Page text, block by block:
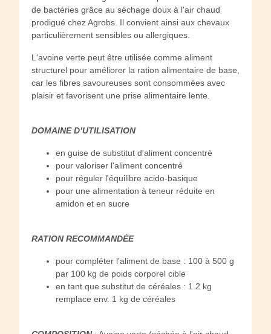
de bactéries grâce au séchage doux à l'air chaud
prodigué chez Agrobs. Il convient ainsi aux chevaux
particulièrement sensibles ou allergiques.
L'avoine verte peut être utilisée comme aliment
structurel pour améliorer la ration alimentaire de base,
car les fibres savoureuses sont consommées avec
plaisir et favorisent une prise alimentaire lente.
DOMAINE D’UTILISATION
en guise de substitut d'aliment concentré
pour valoriser l'aliment concentré
pour réguler l'équilibre acido-basique
pour une alimentation à teneur réduite en
amidon et en sucre
RATION RECOMMANDÉE
pour compléter l'aliment de base : 100 à 500 g
par 100 kg de poids corporel cible
en tant que substitut de céréales : 1.2 kg
remplace env. 1 kg de céréales